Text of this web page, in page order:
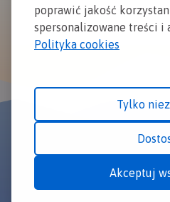
poprawić jakość
spersonalizowane treści i
Polityka cookies
Tylko
Akceptuj